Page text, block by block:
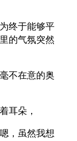
终于能够平
的气氛突然
不在意的奥
耳朵，
，虽然我想